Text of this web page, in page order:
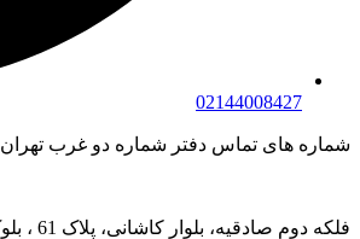
02144008427
شماره های تماس دفتر شماره دو غرب تهران
فلکه دوم صادقیه، بلوار کاشانی، پلاک 61 ، بلوک B